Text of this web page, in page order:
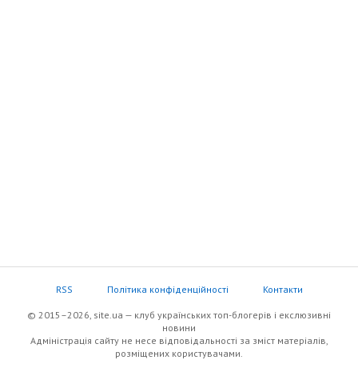
RSS Політика конфіденційності Контакти
© 2015–2026, site.ua — клуб українських топ-блогерів i екслюзивнi
новини
Адміністрація сайту не несе відповідальності за зміст матеріалів,
розміщених користувачами.